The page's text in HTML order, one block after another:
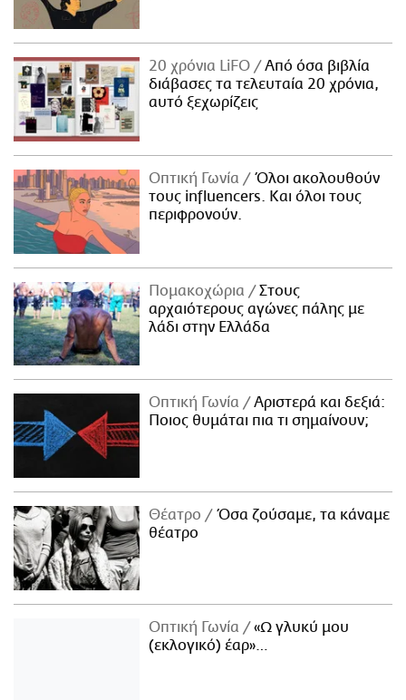
20 χρόνια LiFO
Από όσα βιβλία
διάβασες τα τελευταία 20 χρόνια,
αυτό ξεχωρίζεις
Οπτική Γωνία
Όλοι ακολουθούν
τους influencers. Και όλοι τους
περιφρονούν.
Πομακοχώρια
Στους
αρχαιότερους αγώνες πάλης με
λάδι στην Ελλάδα
Οπτική Γωνία
Αριστερά και δεξιά:
Ποιος θυμάται πια τι σημαίνουν;
Θέατρο
Όσα ζούσαμε, τα κάναμε
θέατρο
Οπτική Γωνία
«Ω γλυκύ μου
(εκλογικό) έαρ»…